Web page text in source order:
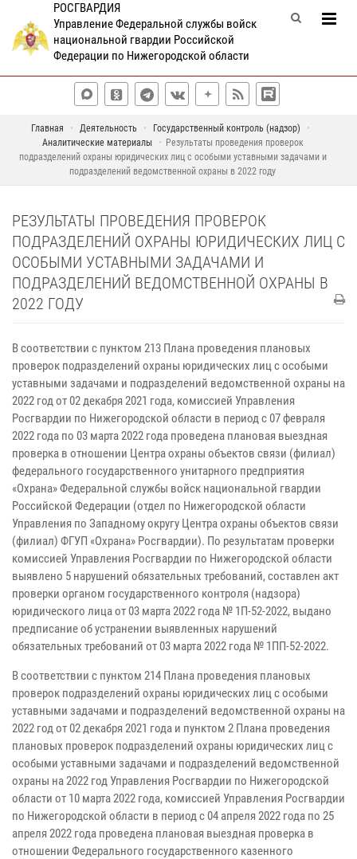
РОСГВАРДИЯ
Управление Федеральной службы войск
национальной гвардии Российской
Федерации по Нижегородской области
Главная Деятельность
Государственный контроль (надзор)
Аналитические материалы
Результаты проведения проверок
подразделений охраны юридических лиц с особыми уставными задачами и
подразделений ведомственной охраны в 2022 году
РЕЗУЛЬТАТЫ ПРОВЕДЕНИЯ ПРОВЕРОК
ПОДРАЗДЕЛЕНИЙ ОХРАНЫ ЮРИДИЧЕСКИХ ЛИЦ С
ОСОБЫМИ УСТАВНЫМИ ЗАДАЧАМИ И
ПОДРАЗДЕЛЕНИЙ ВЕДОМСТВЕННОЙ ОХРАНЫ В
2022 ГОДУ
В соответствии с пунктом 213 Плана проведения плановых
проверок подразделений охраны юридических лиц с особыми
уставными задачами и подразделений ведомственной охраны на
2022 год от 02 декабря 2021 года, комиссией Управления
Росгвардии по Нижегородской области в период с 07 февраля
2022 года по 03 марта 2022 года проведена плановая выездная
проверка в отношении Центра охраны объектов связи (филиал)
федерального государственного унитарного предприятия
«Охрана» Федеральной службы войск национальной гвардии
Российской Федерации (отдел по Нижегородской области
Управления по Западному округу Центра охраны объектов связи
(филиал) ФГУП «Охрана» Росгвардии). По результатам проверки
комиссией Управления Росгвардии по Нижегородской области
выявлено 5 нарушений обязательных требований, составлен акт
проверки органом государственного контроля (надзора)
юридического лица от 03 марта 2022 года № 1П-52-2022, выдано
предписание об устранении выявленных нарушений
обязательных требований от 03 марта 2022 года № 1ПП-52-2022.
В соответствии с пунктом 214 Плана проведения плановых
проверок подразделений охраны юридических лиц с особыми
уставными задачами и подразделений ведомственной охраны на
2022 год от 02 декабря 2021 года и пунктом 2 Плана проведения
плановых проверок подразделений охраны юридических лиц с
особыми уставными задачами и подразделений ведомственной
охраны на 2022 год Управления Росгвардии по Нижегородской
области от 10 марта 2022 года, комиссией Управления Росгвардии
по Нижегородской области в период с 04 апреля 2022 года по 25
апреля 2022 года проведена плановая выездная проверка в
отношении Федерального государственного казенного